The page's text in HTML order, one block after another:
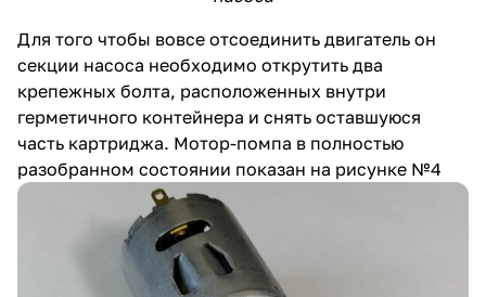
Для того чтобы вовсе отсоединить двигатель он
секции насоса необходимо открутить два
крепежных болта, расположенных внутри
герметичного контейнера и снять оставшуюся
часть картриджа. Мотор-помпа в полностью
разобранном состоянии показан на рисунке №4